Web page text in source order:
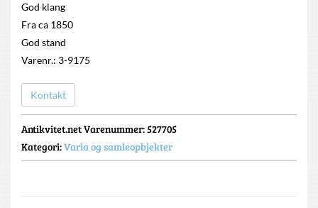
God klang
Fra ca 1850
God stand
Varenr.: 3-9175
Kontakt
Antikvitet.net Varenummer: 527705
Kategori:Varia og samleopbjekter